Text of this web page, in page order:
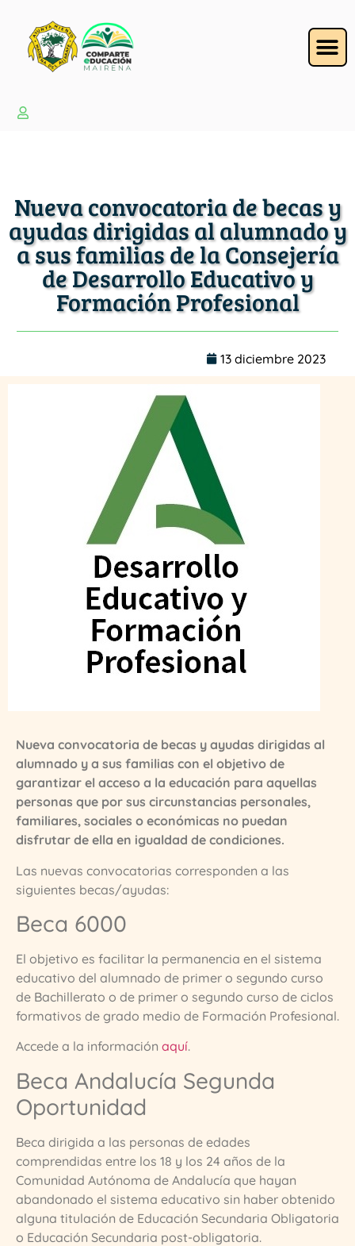
Nueva convocatoria de becas y
ayudas dirigidas al alumnado y
a sus familias de la Consejería
de Desarrollo Educativo y
Formación Profesional
13 diciembre 2023
Nueva convocatoria de becas y ayudas dirigidas al
alumnado y a sus familias con el objetivo de
garantizar el acceso a la educación para aquellas
personas que por sus circunstancias personales,
familiares, sociales o económicas no puedan
disfrutar de ella en igualdad de condiciones.
Las nuevas convocatorias corresponden a las
siguientes becas/ayudas:
Beca 6000
El objetivo es facilitar la permanencia en el sistema
educativo del alumnado de primer o segundo curso
de Bachillerato o de primer o segundo curso de ciclos
formativos de grado medio de Formación Profesional.
Accede a la información aquí.
Beca Andalucía Segunda
Oportunidad
Beca dirigida a las personas de edades
comprendidas entre los 18 y los 24 años de la
Comunidad Autónoma de Andalucía que hayan
abandonado el sistema educativo sin haber obtenido
alguna titulación de Educación Secundaria Obligatoria
o Educación Secundaria post-obligatoria.